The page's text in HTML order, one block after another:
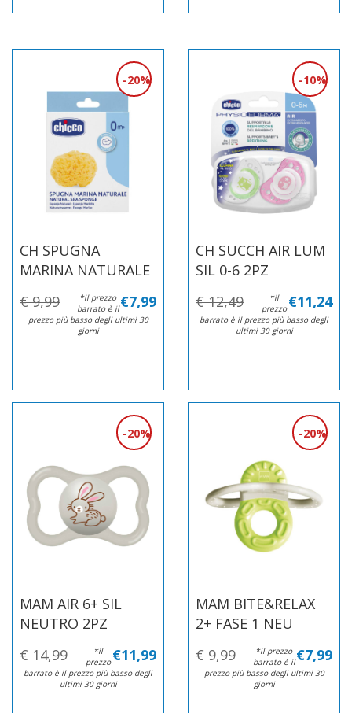
CH SPUGNA
MARINA NATURALE
20%
€ 9,99 €7,99
*il prezzo
barrato è il
prezzo più basso degli ultimi 30
giorni
CH SUCCH AIR LUM
SIL 0-6 2PZ
10%
€ 12,49 €11,24
*il
prezzo
barrato è il prezzo più basso degli
ultimi 30 giorni
MAM AIR 6+ SIL
NEUTRO 2PZ
20%
€ 14,99 €11,99
*il
prezzo
barrato è il prezzo più basso degli
ultimi 30 giorni
MAM BITE&RELAX
2+ FASE 1 NEU
20%
€ 9,99 €7,99
*il prezzo
barrato è il
prezzo più basso degli ultimi 30
giorni